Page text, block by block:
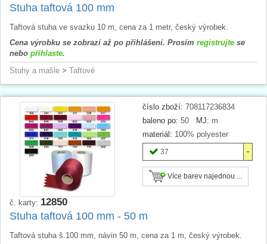
Stuha taftová 100 mm
Taftová stuha ve svazku 10 m, cena za 1 metr, český výrobek.
Cena výrobku se zobrazí až po přihlášení. Prosím registrujte se
nebo přihlaste.
Stuhy a mašle > Taftové
číslo zboží: 708117236834
baleno po: 50 MJ: m
materiál: 100% polyester
37
Více barev najednou ...
č. karty: 12850
Stuha taftová 100 mm - 50 m
Taftová stuha š.100 mm, návin 50 m, cena za 1 m, český výrobek.